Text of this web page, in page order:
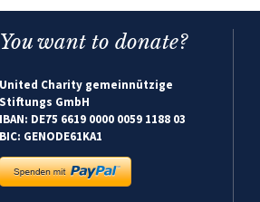
You want to donate?
United Charity gemeinnützige
Stiftungs GmbH
IBAN: DE75 6619 0000 0059 1188 03
BIC: GENODE61KA1